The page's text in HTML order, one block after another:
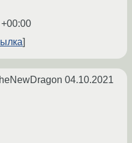
04.10.2021